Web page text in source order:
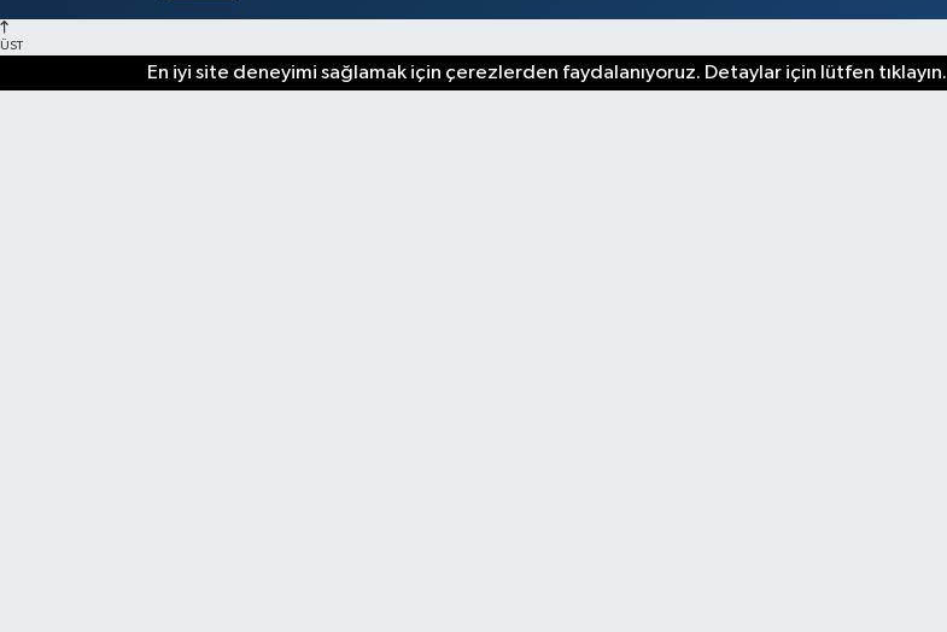
ÜST
En iyi site deneyimi sağlamak için çerezlerden faydalanıyoruz. Detaylar için lütfen tıklayın.